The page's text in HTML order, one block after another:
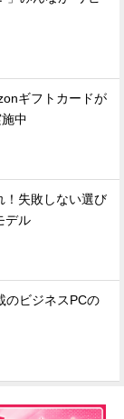
ギフトカードが
中
！失敗しない選び
デル
のビジネスPCの